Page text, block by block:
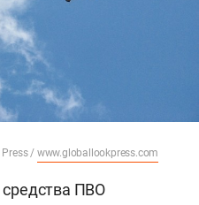
/ www.globallookpress.com
ПВО